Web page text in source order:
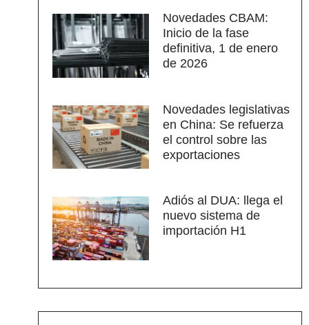
Novedades CBAM:
Inicio de la fase
definitiva, 1 de enero
de 2026
Novedades legislativas
en China: Se refuerza
el control sobre las
exportaciones
Adiós al DUA: llega el
nuevo sistema de
importación H1